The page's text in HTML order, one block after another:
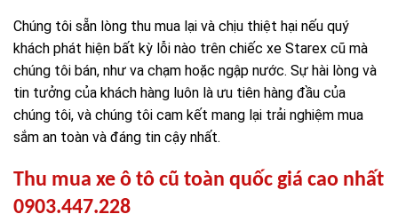
Chúng tôi sẵn lòng thu mua lại và chịu thiệt hại nếu quý
khách phát hiện bất kỳ lỗi nào trên chiếc xe Starex cũ mà
chúng tôi bán, như va chạm hoặc ngập nước. Sự hài lòng và
tin tưởng của khách hàng luôn là ưu tiên hàng đầu của
chúng tôi, và chúng tôi cam kết mang lại trải nghiệm mua
sắm an toàn và đáng tin cậy nhất.
Thu mua xe ô tô cũ toàn quốc giá cao nhất
0903.447.228